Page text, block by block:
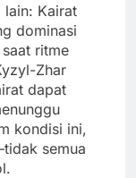
lain: Kairat
dominasi
ritme
Zhar
dapat
kondisi ini,
semua